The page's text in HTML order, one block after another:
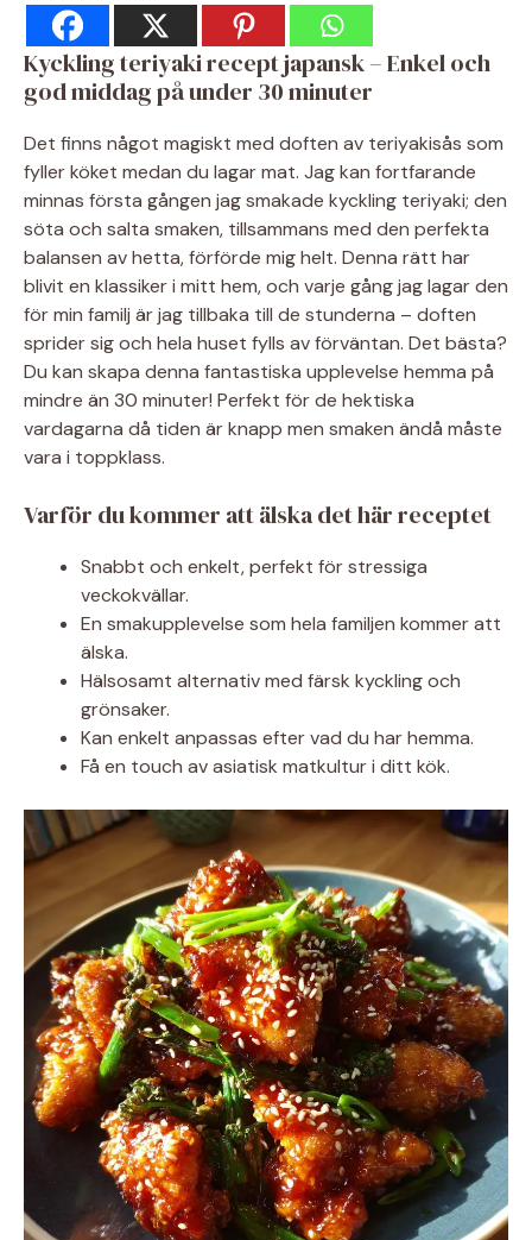
Kyckling teriyaki recept japansk – Enkel och
god middag på under 30 minuter
Det finns något magiskt med doften av teriyakisås som
fyller köket medan du lagar mat. Jag kan fortfarande
minnas första gången jag smakade kyckling teriyaki; den
söta och salta smaken, tillsammans med den perfekta
balansen av hetta, förförde mig helt. Denna rätt har
blivit en klassiker i mitt hem, och varje gång jag lagar den
för min familj är jag tillbaka till de stunderna – doften
sprider sig och hela huset fylls av förväntan. Det bästa?
Du kan skapa denna fantastiska upplevelse hemma på
mindre än 30 minuter! Perfekt för de hektiska
vardagarna då tiden är knapp men smaken ändå måste
vara i toppklass.
Varför du kommer att älska det här receptet
Snabbt och enkelt, perfekt för stressiga
veckokvällar.
En smakupplevelse som hela familjen kommer att
älska.
Hälsosamt alternativ med färsk kyckling och
grönsaker.
Kan enkelt anpassas efter vad du har hemma.
Få en touch av asiatisk matkultur i ditt kök.